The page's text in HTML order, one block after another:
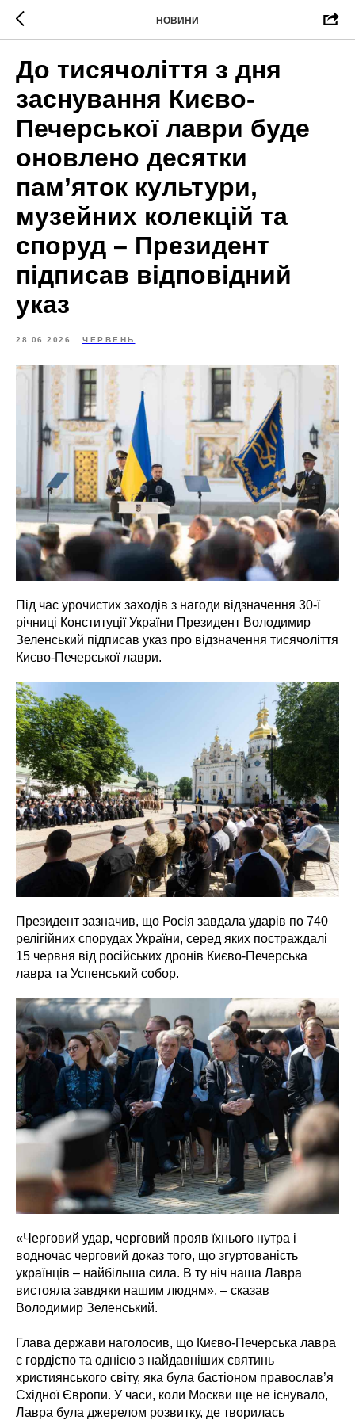
НОВИНИ
До тисячоліття з дня
заснування Києво-
Печерської лаври буде
оновлено десятки
пам’яток культури,
музейних колекцій та
споруд – Президент
підписав відповідний
указ
28.06.2026 ЧЕРВЕНЬ
Під час урочистих заходів з нагоди відзначення 30-ї
річниці Конституції України Президент Володимир
Зеленський підписав указ про відзначення тисячоліття
Києво-Печерської лаври.
Президент зазначив, що Росія завдала ударів по 740
релігійних спорудах України, серед яких постраждалі
15 червня від російських дронів Києво-Печерська
лавра та Успенський собор.
«Черговий удар, черговий прояв їхнього нутра і
водночас черговий доказ того, що згуртованість
українців – найбільша сила. В ту ніч наша Лавра
вистояла завдяки нашим людям», – сказав
Володимир Зеленський.
Глава держави наголосив, що Києво-Печерська лавра
є гордістю та однією з найдавніших святинь
християнського світу, яка була бастіоном православ’я
Східної Європи. У часи, коли Москви ще не існувало,
Лавра була джерелом розвитку, де творилась